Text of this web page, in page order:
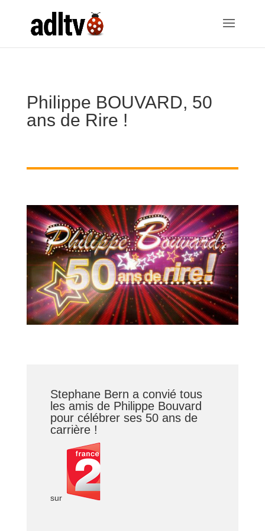
Philippe BOUVARD, 50
ans de Rire !
Stephane Bern a convié tous
les amis de Philippe Bouvard
pour célébrer ses 50 ans de
carrière !
sur